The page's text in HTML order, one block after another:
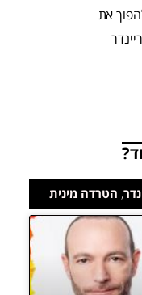
את
, הטרדה מינית